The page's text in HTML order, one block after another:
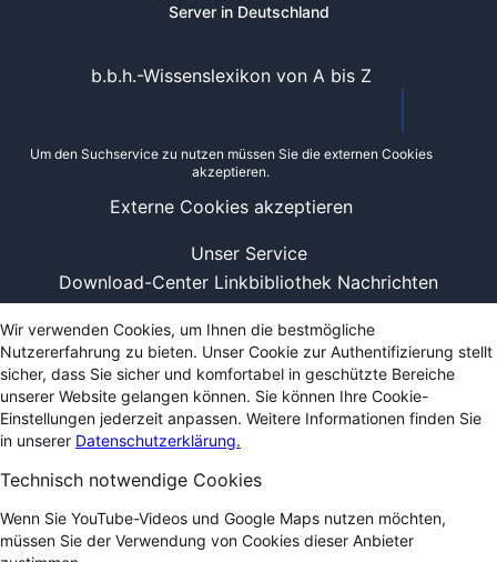
Server in Deutschland
Unser Service
Download-Center Linkbibliothek Nachrichten
b.b.h.-Wissenslexikon von A bis Z
Um den Suchservice zu nutzen müssen Sie die externen Cookies
akzeptieren.
Externe Cookies akzeptieren
Wir verwenden Cookies, um Ihnen die bestmögliche
Nutzererfahrung zu bieten. Unser Cookie zur Authentifizierung stellt
sicher, dass Sie sicher und komfortabel in geschützte Bereiche
unserer Website gelangen können. Sie können Ihre Cookie-
Einstellungen jederzeit anpassen. Weitere Informationen finden Sie
in unserer Datenschutzerklärung.
Technisch notwendige Cookies
Wenn Sie YouTube-Videos und Google Maps nutzen möchten,
müssen Sie der Verwendung von Cookies dieser Anbieter